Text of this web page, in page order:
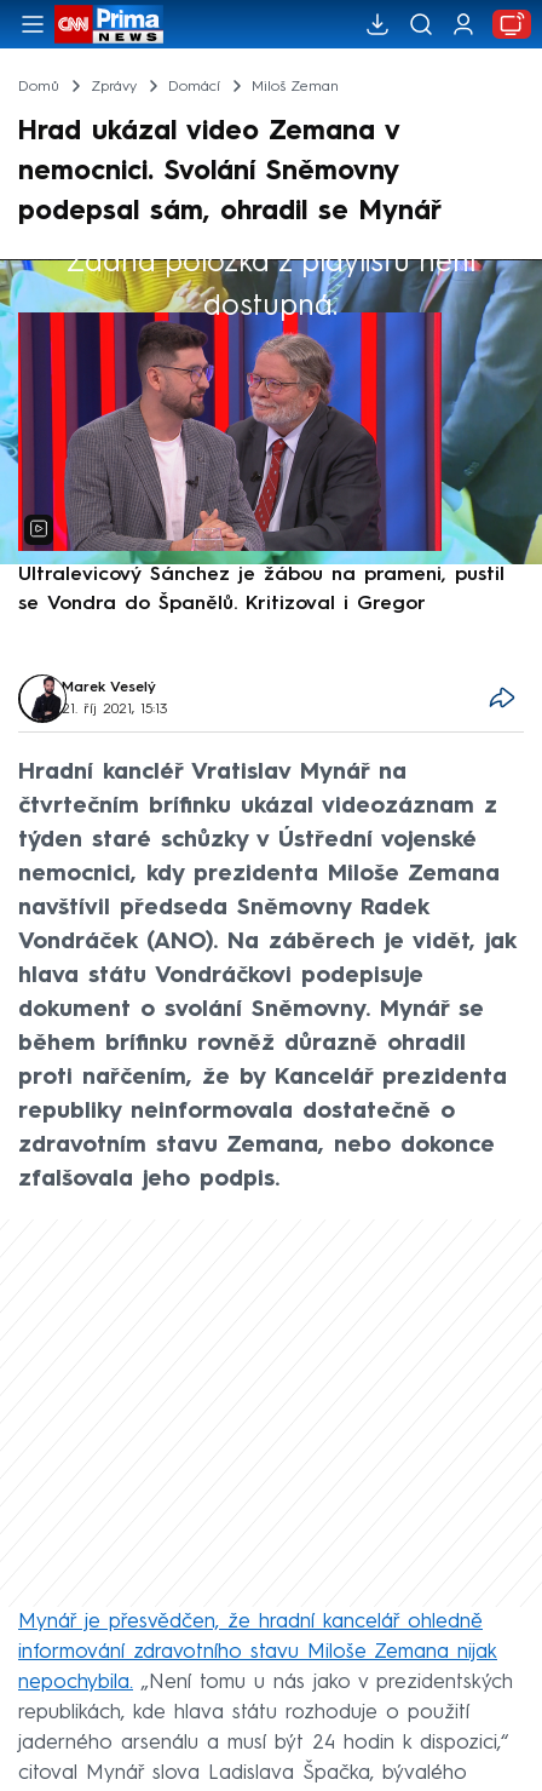
Domů Zprávy Domácí Miloš Zeman
Hrad ukázal video Zemana v
nemocnici. Svolání Sněmovny
podepsal sám, ohradil se Mynář
Žádná položka z playlistu není
dostupná.
Výběr redakce
Ultralevicový Sánchez je žábou na prameni, pustil
se Vondra do Španělů. Kritizoval i Gregor
Marek Veselý
21. říj 2021, 15:13
Hradní kancléř Vratislav Mynář na
čtvrtečním brífinku ukázal videozáznam z
týden staré schůzky v Ústřední vojenské
nemocnici, kdy prezidenta Miloše Zemana
navštívil předseda Sněmovny Radek
Vondráček (ANO). Na záběrech je vidět, jak
hlava státu Vondráčkovi podepisuje
dokument o svolání Sněmovny. Mynář se
během brífinku rovněž důrazně ohradil
proti nařčením, že by Kancelář prezidenta
republiky neinformovala dostatečně o
zdravotním stavu Zemana, nebo dokonce
zfalšovala jeho podpis.
Mynář je přesvědčen, že hradní kancelář ohledně
informování zdravotního stavu Miloše Zemana nijak
nepochybila. „Není tomu u nás jako v prezidentských
republikách, kde hlava státu rozhoduje o použití
jaderného arsenálu a musí být 24 hodin k dispozici,“
citoval Mynář slova Ladislava Špačka, bývalého